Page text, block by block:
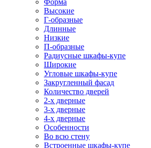
Форма
Высокие
Г-образные
Длинные
Низкие
П-образные
Радиусные шкафы-купе
Широкие
Угловые шкафы-купе
Закругленный фасад
Количество дверей
2-х дверные
3-х дверные
4-х дверные
Особенности
Во всю стену
Встроенные шкафы-купе